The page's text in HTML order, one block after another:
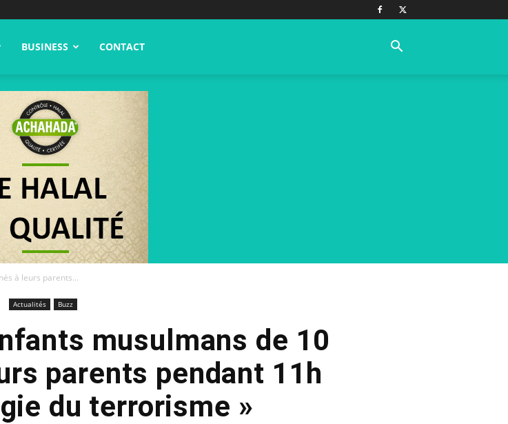
BUSINESS CONTACT
à leurs parents...
Actualités Buzz
musulmans de 10
parents pendant 11h
du terrorisme »